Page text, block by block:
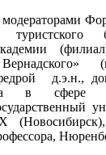
академии
д.э.н.,
в